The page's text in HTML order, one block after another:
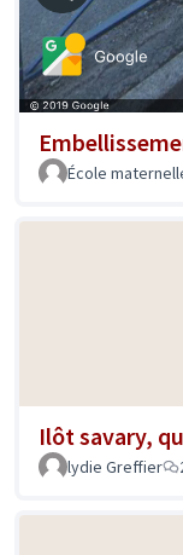
École
Ilôt savary,
lydie Greffier